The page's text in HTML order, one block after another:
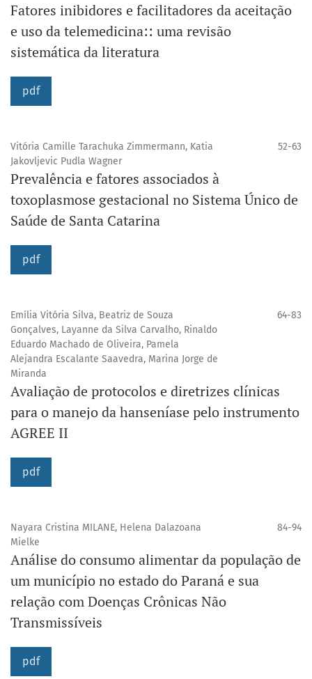
Fatores inibidores e facilitadores da aceitação
e uso da telemedicina:: uma revisão
sistemática da literatura
pdf
Vitória Camille Tarachuka Zimmermann, Katia
Jakovljevic Pudla Wagner
52-63
Prevalência e fatores associados à
toxoplasmose gestacional no Sistema Único de
Saúde de Santa Catarina
pdf
Emília Vitória Silva, Beatriz de Souza
Gonçalves, Layanne da Silva Carvalho, Rinaldo
Eduardo Machado de Oliveira, Pamela
Alejandra Escalante Saavedra, Marina Jorge de
Miranda
64-83
Avaliação de protocolos e diretrizes clínicas
para o manejo da hanseníase pelo instrumento
AGREE II
pdf
Nayara Cristina MILANE, Helena Dalazoana
Mielke
84-94
Análise do consumo alimentar da população de
um município no estado do Paraná e sua
relação com Doenças Crônicas Não
Transmissíveis
pdf